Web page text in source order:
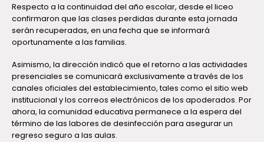
Respecto a la continuidad del año escolar, desde el liceo
confirmaron que las clases perdidas durante esta jornada
serán recuperadas, en una fecha que se informará
oportunamente a las familias.
Asimismo, la dirección indicó que el retorno a las actividades
presenciales se comunicará exclusivamente a través de los
canales oficiales del establecimiento, tales como el sitio web
institucional y los correos electrónicos de los apoderados. Por
ahora, la comunidad educativa permanece a la espera del
término de las labores de desinfección para asegurar un
regreso seguro a las aulas.